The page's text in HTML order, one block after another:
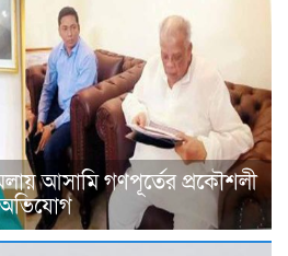
আসামি গণপূর্তের প্রকৌশলী
অভিযোগ